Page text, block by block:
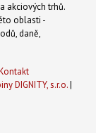
akciových trhů.
oblasti -
daně,
DIGNITY, s.r.o.|